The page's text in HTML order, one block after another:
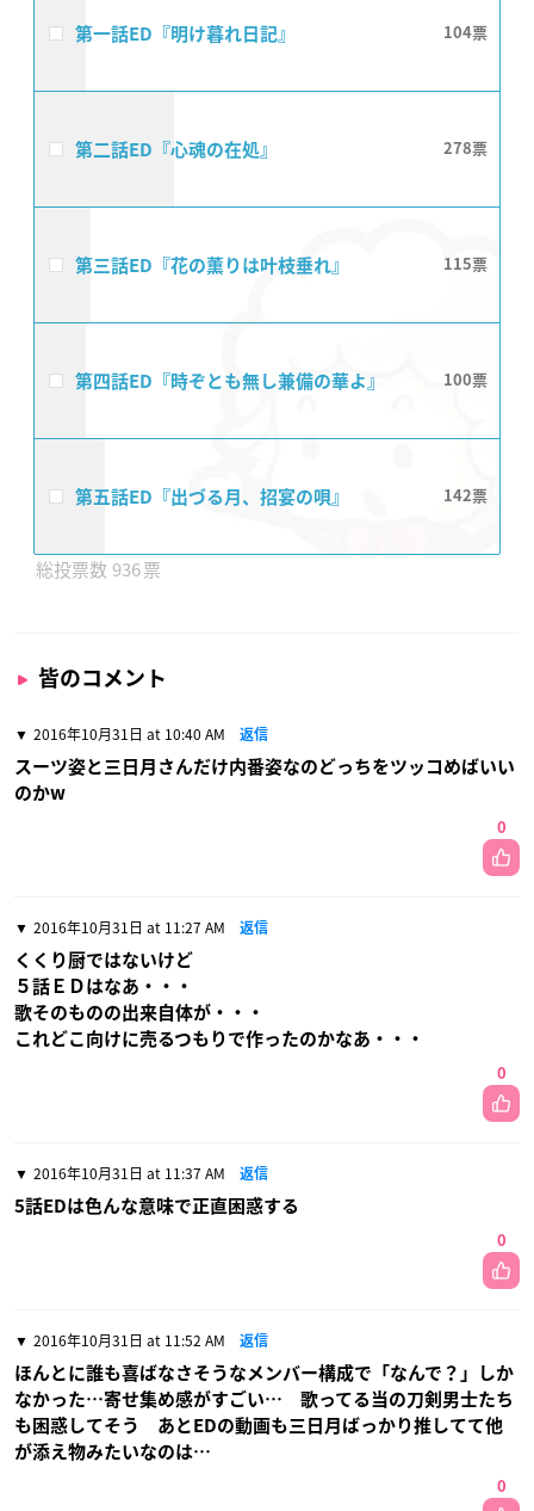
第一話ED『明け暮れ日記』 104
第二話ED『心魂の在処』 278
第三話ED『花の薫りは叶枝垂れ』 115
第四話ED『時ぞとも無し兼備の華よ』 100
第五話ED『出づる月、招宴の唄』 142
936
皆のコメント
2016年10月31日 at 10:40 AM 返信
スーツ姿と三日月さんだけ内番姿なのどっちをツッコめばいい
のかw
0
2016年10月31日 at 11:27 AM 返信
くくり厨ではないけど
５話ＥＤはなあ・・・
歌そのものの出来自体が・・・
これどこ向けに売るつもりで作ったのかなあ・・・
0
2016年10月31日 at 11:37 AM 返信
5話EDは色んな意味で正直困惑する
0
2016年10月31日 at 11:52 AM 返信
ほんとに誰も喜ばなさそうなメンバー構成で「なんで？」しか
なかった…寄せ集め感がすごい… 歌ってる当の刀剣男士たち
も困惑してそう あとEDの動画も三日月ばっかり推してて他
が添え物みたいなのは…
0